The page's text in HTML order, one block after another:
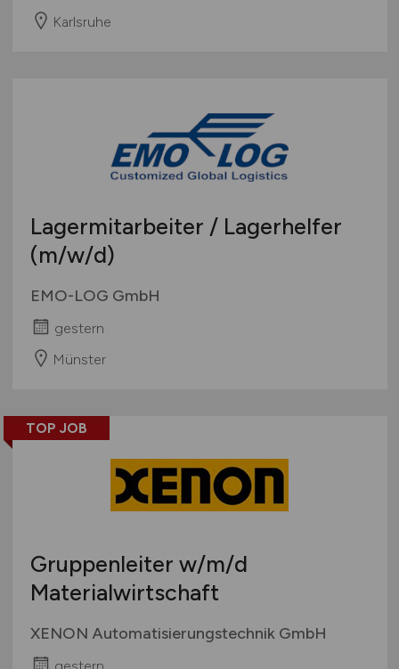
Karlsruhe
Lagermitarbeiter / Lagerhelfer
(m/w/d)
EMO-LOG GmbH
gestern
Münster
TOP JOB
Gruppenleiter w/m/d
Materialwirtschaft
XENON Automatisierungstechnik GmbH